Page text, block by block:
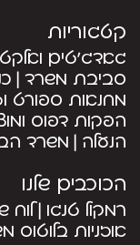
קטגוריות
גאדג’טים
סביבת משרד
מחנאות ספורט
הפקות דפוס
הנעלה משרד
הכוכבים שלנו
רמקול טנגו לוח
אוזניות בלוטוס